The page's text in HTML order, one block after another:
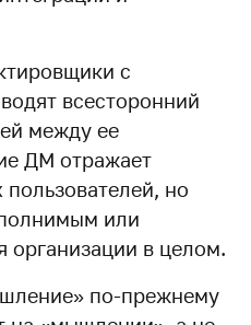
с
всесторонний
между ее
ДМ отражает
но
или
организации в целом.
по-прежнему